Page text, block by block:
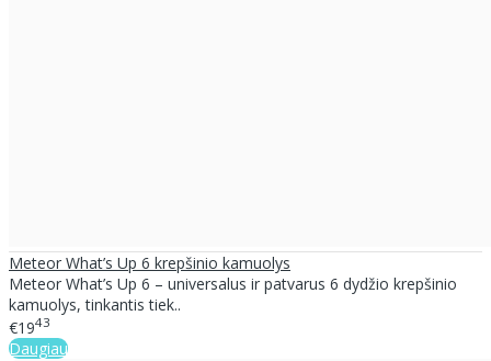
Meteor What’s Up 6 krepšinio kamuolys
Meteor What’s Up 6 – universalus ir patvarus 6 dydžio krepšinio
kamuolys, tinkantis tiek..
€1943
Daugiau